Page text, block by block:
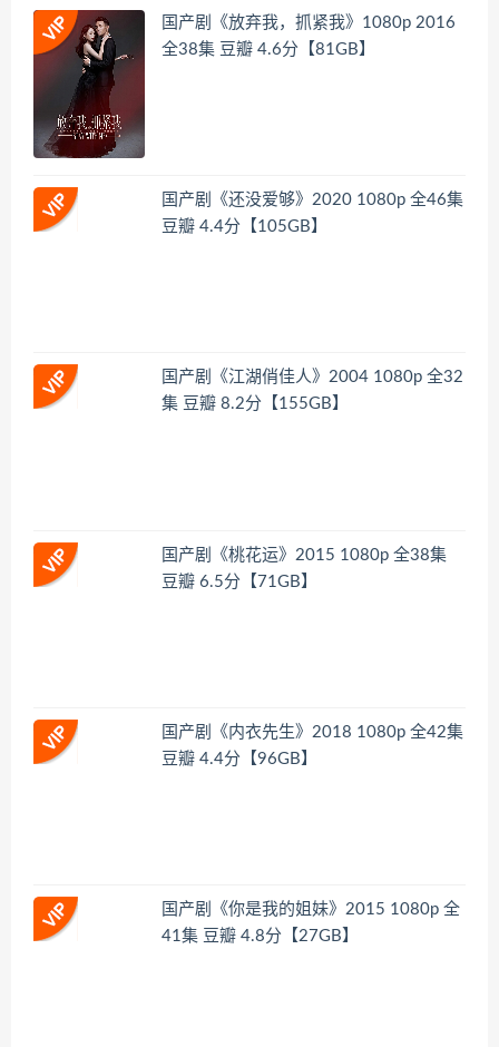
国产剧《放弃我，抓紧我》1080p 2016
全38集 豆瓣 4.6分【81GB】
国产剧《还没爱够》2020 1080p 全46集
豆瓣 4.4分【105GB】
国产剧《江湖俏佳人》2004 1080p 全32
集 豆瓣 8.2分【155GB】
国产剧《桃花运》2015 1080p 全38集
豆瓣 6.5分【71GB】
国产剧《内衣先生》2018 1080p 全42集
豆瓣 4.4分【96GB】
国产剧《你是我的姐妹》2015 1080p 全
41集 豆瓣 4.8分【27GB】